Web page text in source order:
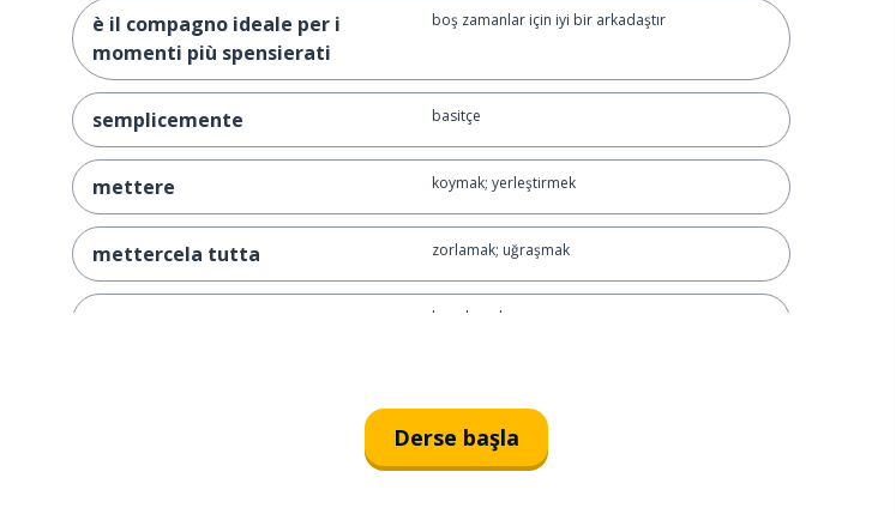
è il compagno ideale per i
momenti più spensierati
boş zamanlar için iyi bir arkadaştır
semplicemente basitçe
mettere koymak; yerleştirmek
mettercela tutta zorlamak; uğraşmak
hazırlamak
varmak; ulaşmak
Derse başla